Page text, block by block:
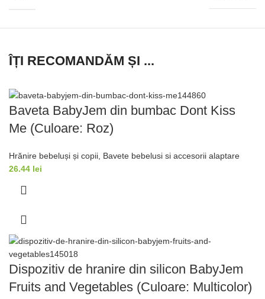
ÎȚI RECOMANDĂM ȘI ...
Baveta BabyJem din bumbac Dont Kiss
Me (Culoare: Roz)
Hrănire bebeluși și copii Bavete bebelusi si accesorii alaptare
26.44 lei
Dispozitiv de hranire din silicon BabyJem
Fruits and Vegetables (Culoare: Multicolor)